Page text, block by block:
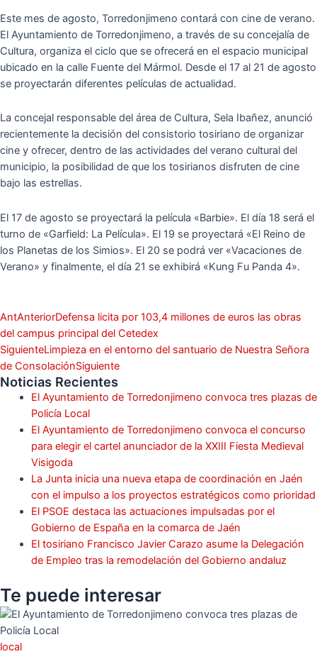
Este mes de agosto, Torredonjimeno contará con cine de verano.
El Ayuntamiento de Torredonjimeno, a través de su concejalía de
Cultura, organiza el ciclo que se ofrecerá en el espacio municipal
ubicado en la calle Fuente del Mármol. Desde el 17 al 21 de agosto
se proyectarán diferentes películas de actualidad.
La concejal responsable del área de Cultura, Sela Ibañez, anunció
recientemente la decisión del consistorio tosiriano de organizar
cine y ofrecer, dentro de las actividades del verano cultural del
municipio, la posibilidad de que los tosirianos disfruten de cine
bajo las estrellas.
El 17 de agosto se proyectará la película «Barbie». El día 18 será el
turno de «Garfield: La Película». El 19 se proyectará «El Reino de
los Planetas de los Simios». El 20 se podrá ver «Vacaciones de
Verano» y finalmente, el día 21 se exhibirá «Kung Fu Panda 4».
AntAnteriorDefensa licita por 103,4 millones de euros las obras
del campus principal del Cetedex
SiguienteLimpieza en el entorno del santuario de Nuestra Señora
de ConsolaciónSiguiente
Noticias Recientes
El Ayuntamiento de Torredonjimeno convoca tres plazas de
Policía Local
El Ayuntamiento de Torredonjimeno convoca el concurso
para elegir el cartel anunciador de la XXIII Fiesta Medieval
Visigoda
La Junta inicia una nueva etapa de coordinación en Jaén
con el impulso a los proyectos estratégicos como prioridad
El PSOE destaca las actuaciones impulsadas por el
Gobierno de España en la comarca de Jaén
El tosiriano Francisco Javier Carazo asume la Delegación
de Empleo tras la remodelación del Gobierno andaluz
Te puede interesar
local